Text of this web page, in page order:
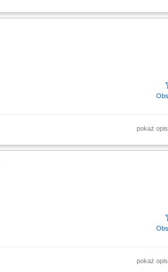
celów sprzedażowych, kształtowanie
pokaż opis
pozytywnych relacji; Realizacja celów
pokaż opis